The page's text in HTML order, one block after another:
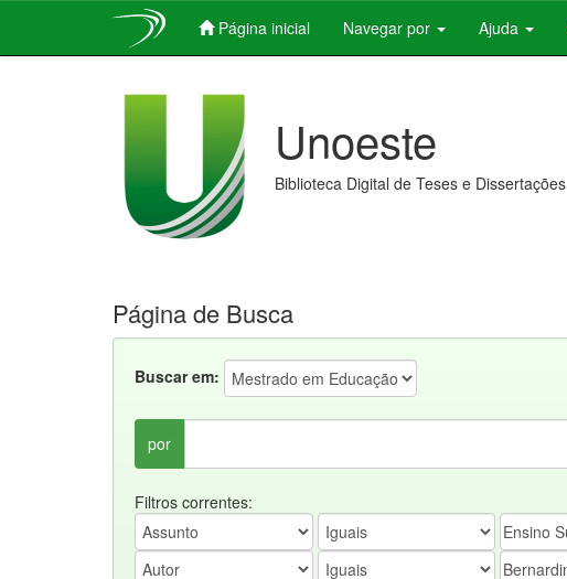
Página inicial Navegar por Ajuda
Unoeste
Biblioteca Digital de Teses e Dissertações
Página de Busca
Buscar em:
por
Filtros correntes: